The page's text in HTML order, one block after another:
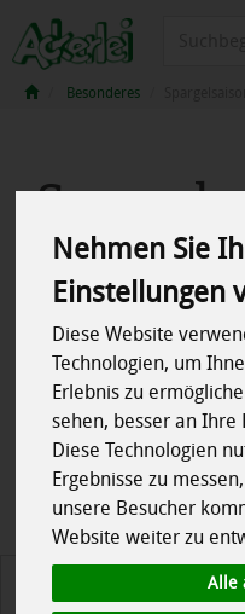
Nehmen Sie
Einstellungen
Diese Website
Technologien, um
Erlebnis zu
sehen, besser an Ihre
Diese Technologien
Ergebnisse zu
unsere Besucher
Website weiter zu
Alle
Besonderes
Hersteller
Allergene